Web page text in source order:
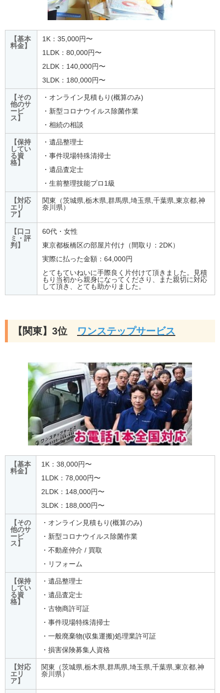
【基本
料金】
1K：35,000円〜
1LDK：80,000円〜
2LDK：140,000円〜
3LDK：180,000円〜
【その
他のサ
ービ
ス】
・オンライン見積もり(概算のみ)
・新型コロナウイルス除菌作業
・相続の相談
【保持
してい
る資
格】
・遺品整理士
・事件現場特殊清掃士
・遺品査定士
・生前整理技能プロ1級
【対応
エリ
ア】
関東（茨城県,栃木県,群馬県,埼玉県,千葉県,東京都,神
奈川県）
【口コ
ミ・評
判】
60代・女性
東京都板橋区の部屋片付け（間取り：2DK）
実際に払った金額：64,000円
とてもていねいに手際良く片付けて頂きました。見積
もり当初から親身になってくださり、また親切に対応
して頂き、とても助かりました。
【関東】3位 ワンステップサービス
【基本
料金】
1K：38,000円〜
1LDK：78,000円〜
2LDK：148,000円〜
3LDK：188,000円〜
【その
他のサ
ービ
ス】
・オンライン見積もり(概算のみ)
・新型コロナウイルス除菌作業
・不動産仲介 / 買取
・リフォーム
【保持
してい
る資
格】
・遺品整理士
・遺品査定士
・古物商許可証
・事件現場特殊清掃士
・一般廃棄物(収集運搬)処理業許可証
・損害保険募集人資格
【対応
エリ
ア】
関東（茨城県,栃木県,群馬県,埼玉県,千葉県,東京都,神
奈川県）